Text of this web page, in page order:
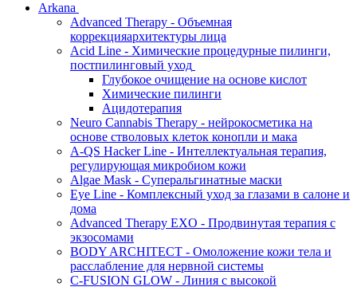
Arkana
Advanced Therapy - Объемная
коррекцияархитектуры лица
Acid Line - Химические процедурные пилинги,
постпилинговый уход
Глубокое очищение на основе кислот
Химические пилинги
Ацидотерапия
Neuro Cannabis Therapy - нейрокосметика на
основе стволовых клеток конопли и мака
A-QS Hacker Line - Интеллектуальная терапия,
регулирующая микробиом кожи
Algae Mask - Суперальгинатные маски
Eye Line - Комплексный уход за глазами в салоне и
дома
Advanced Therapy EXO - Продвинутая терапия с
экзосомами
BODY ARCHITECT - Омоложение кожи тела и
расслабление для нервной системы
C-FUSION GLOW - Линия с высокой